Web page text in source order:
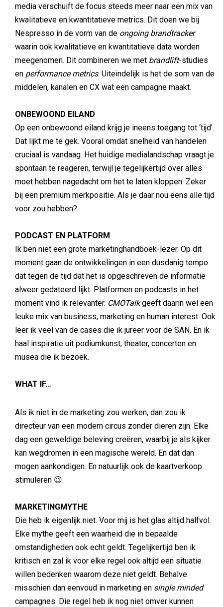
media verschuift de focus steeds meer naar een mix van
kwalitatieve en kwantitatieve metrics. Dit doen we bij
Nespresso in de vorm van de ongoing brandtracker
waarin ook kwalitatieve en kwantitatieve data worden
meegenomen. Dit combineren we met brandlift-studies
en performance metrics. Uiteindelijk is het de som van de
middelen, kanalen en CX wat een campagne maakt.
ONBEWOOND EILAND
Op een onbewoond eiland krijg je ineens toegang tot ‘tijd’.
Dat lijkt me te gek. Vooral omdat snelheid van handelen
cruciaal is vandaag. Het huidige medialandschap vraagt je
spontaan te reageren, terwijl je tegelijkertijd over alles
moet hebben nagedacht om het te laten kloppen. Zeker
bij een premium merkpositie. Als je daar nou eens alle tijd
voor zou hebben?
PODCAST EN PLATFORM
Ik ben niet een grote marketinghandboek-lezer. Op dit
moment gaan de ontwikkelingen in een dusdanig tempo
dat tegen de tijd dat het is opgeschreven de informatie
alweer gedateerd lijkt. Platformen en podcasts in het
moment vind ik relevanter. CMOTalkgeeft daarin wel een
leuke mix van business, marketing en human interest. Ook
leer ik veel van de cases die ik jureer voor de SAN. En ik
haal inspiratie uit podiumkunst, theater, concerten en
musea die ik bezoek.
WHAT IF…
Als ik niet in de marketing zou werken, dan zou ik
directeur van een modern circus zonder dieren zijn. Elke
dag een geweldige beleving creëren, waarbij je als kijker
kan wegdromen in een magische wereld. En dat dan
mogen aankondigen. En natuurlijk ook de kaartverkoop
stimuleren 😉.
MARKETINGMYTHE
Die heb ik eigenlijk niet. Voor mij is het glas altijd halfvol.
Elke mythe geeft een waarheid die in bepaalde
omstandigheden ook echt geldt. Tegelijkertijd ben ik
kritisch en zal ik voor elke regel ook altijd een situatie
willen bedenken waarom deze niet geldt. Behalve
misschien dan eenvoud in marketing en single minded
campagnes. Die regel heb ik nog niet omver kunnen